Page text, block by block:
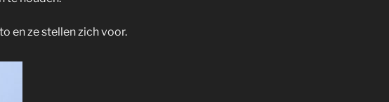
en ze stellen zich voor.